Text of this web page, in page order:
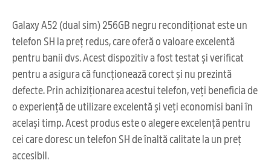
Galaxy A52 (dual sim) 256GB negru recondiționat este un
telefon SH la preț redus, care oferă o valoare excelentă
pentru banii dvs. Acest dispozitiv a fost testat și verificat
pentru a asigura că funcționează corect și nu prezintă
defecte. Prin achiziționarea acestui telefon, veți beneficia de
o experiență de utilizare excelentă și veți economisi bani în
același timp. Acest produs este o alegere excelență pentru
cei care doresc un telefon SH de înaltă calitate la un preț
accesibil.